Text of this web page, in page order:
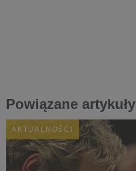
Powiązane artykuły
AKTUALNOŚCI